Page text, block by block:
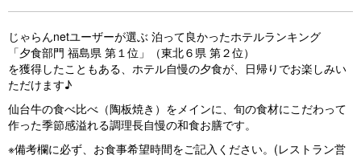
じゃらんnetユーザーが選ぶ 泊って良かったホテルランキング
「夕食部門 福島県 第１位」（東北６県 第２位）
を獲得したこともある、ホテル自慢の夕食が、日帰りでお楽しみい
ただけます♪
仙台牛の食べ比べ（陶板焼き）をメインに、旬の食材にこだわって
作った季節感溢れる調理長自慢の和食お膳です。
※備考欄に必ず、お食事希望時間をご記入ください。(レストラン営